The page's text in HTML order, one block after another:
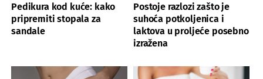
Pedikura kod kuće: kako
pripremiti stopala za
sandale
Postoje razlozi zašto je
suhoća potkoljenica i
laktova u proljeće posebno
izražena